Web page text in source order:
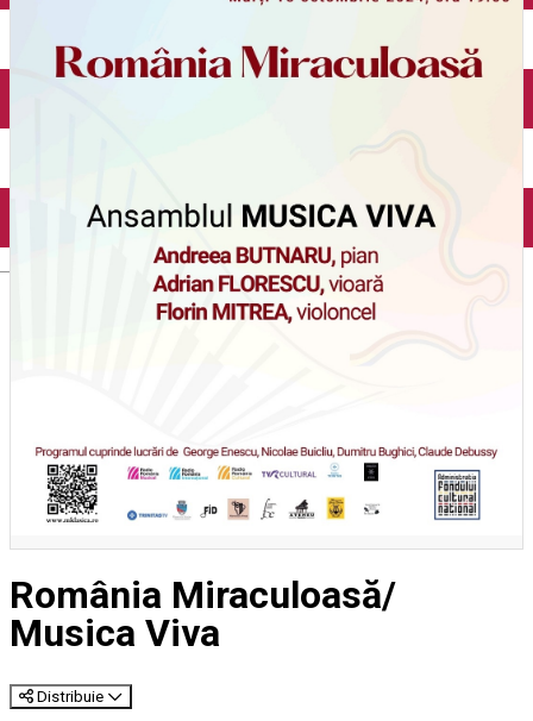
Încărcare vehicule electrice
România Miraculoasă/
Musica Viva
Distribuie